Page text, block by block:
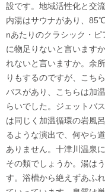
設です。地域活性化と交
内湯はサウナがあり、
nあたりのクラシック・
に物足りないと言います
れないと言いますか。余
りもするのですが、こち
バスがあり、こちらは加
らいでした。ジェットバ
は同じく加温循環の岩風
るような演出で、何やら
ありません。十津川温泉
その類でしょうか。湯は
す。浴槽から絶えずあふ